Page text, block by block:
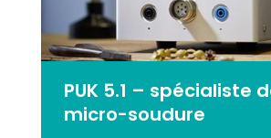
PUK 5.1 – spécialiste
micro-soudure